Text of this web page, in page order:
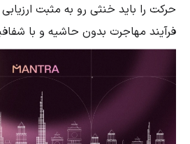
حرکت را باید خنثی رو به مثبت
فرآیند مهاجرت بدون حاشیه و با